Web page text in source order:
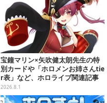
宝鐘マリン×矢吹健太朗先生の特
別カードや「ホロメンお姉さんtie
r表」など、ホロライブ関連記事
をひとまとめ！【2026年7月版】
2026.8.1